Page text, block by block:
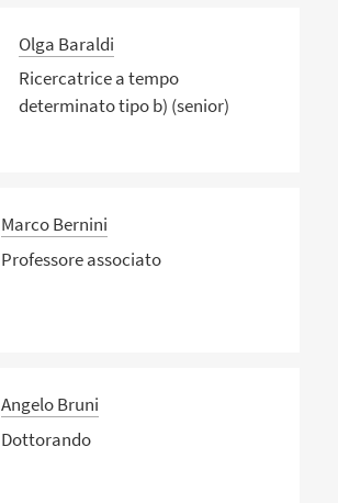
Olga Baraldi
Ricercatrice a tempo
determinato tipo b) (senior)
Marco Bernini
Professore associato
Angelo Bruni
Dottorando